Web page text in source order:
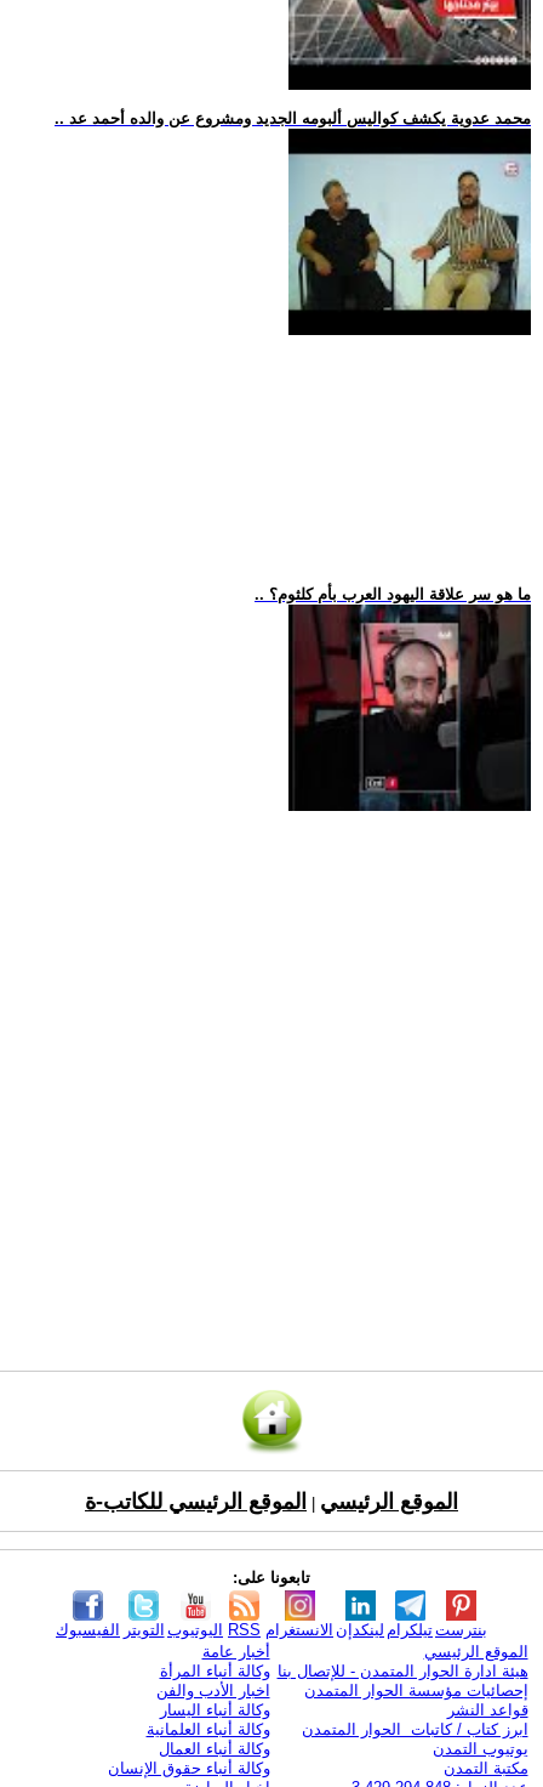
.. محمد عدوية يكشف كواليس ألبومه الجديد ومشروع عن والده أحمد عد
.. ما هو سر علاقة اليهود العرب بأم كلثوم؟
الموقع الرئيسي الموقع الرئيسي للكاتب-ة
تابعونا على:
الفيسبوك التويتر اليوتيوب RSS الانستغرام لينكدإن تيلكرامبنترست
الموقع الرئيسي
هيئة ادارة الحوار المتمدن - للإتصال بنا
إحصائيات مؤسسة الحوار المتمدن
قواعد النشر
ابرز كتاب / كاتبات الحوار المتمدن
يوتيوب التمدن
مكتبة التمدن
أخبار عامة
وكالة أنباء المرأة
اخبار الأدب والفن
وكالة أنباء اليسار
وكالة أنباء العلمانية
وكالة أنباء العمال
وكالة أنباء حقوق الإنسان